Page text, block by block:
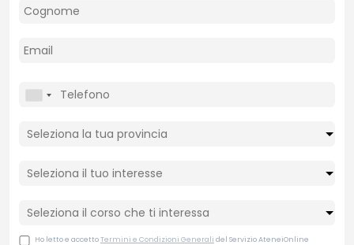
Ho letto e accettoTermini e Condizioni Generali del Servizio AteneiOnline